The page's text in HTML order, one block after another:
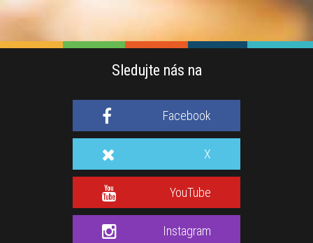
Sledujte nás na
Facebook
X
YouTube
Instagram